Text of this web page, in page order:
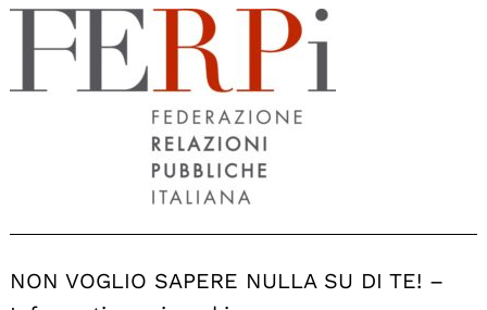
NON VOGLIO SAPERE NULLA SU DI TE! –